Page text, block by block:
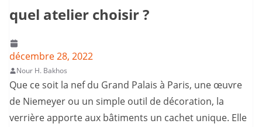
quel atelier choisir ?
décembre 28, 2022
Nour H. Bakhos
Que ce soit la nef du Grand Palais à Paris, une œuvre
de Niemeyer ou un simple outil de décoration, la
verrière apporte aux bâtiments un cachet unique. Elle